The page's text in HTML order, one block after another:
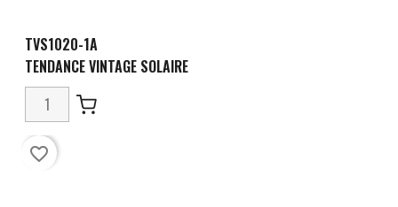
TVS1020-1A
TENDANCE VINTAGE SOLAIRE
favorite_border